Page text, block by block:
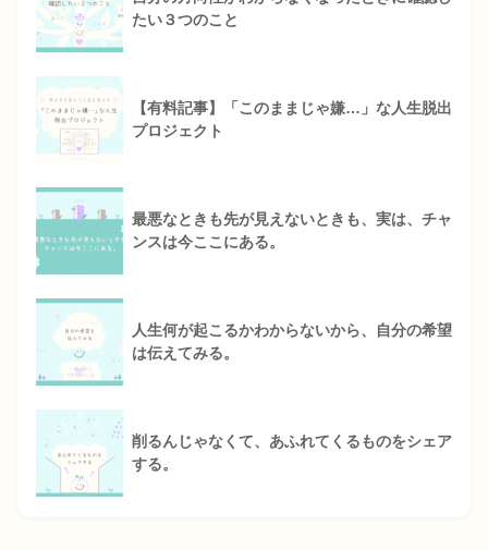
たい３つのこと
【有料記事】「このままじゃ嫌…」な人生脱出
プロジェクト
最悪なときも先が見えないときも、実は、チャ
ンスは今ここにある。
人生何が起こるかわからないから、自分の希望
は伝えてみる。
削るんじゃなくて、あふれてくるものをシェア
する。